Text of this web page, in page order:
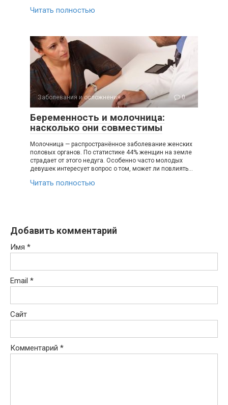
Читать полностью
Заболевания и осложнения 0
Беременность и молочница:
насколько они совместимы
Молочница — распространённое заболевание женских
половых органов. По статистике 44% женщин на земле
страдает от этого недуга. Особенно часто молодых
девушек интересует вопрос о том, может ли повлиять…
Читать полностью
Добавить комментарий
Имя *
Email *
Сайт
Комментарий *